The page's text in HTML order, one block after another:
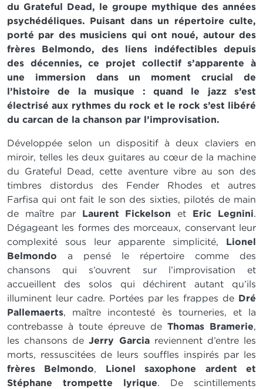
du Grateful Dead, le groupe mythique des années
psychédéliques. Puisant dans un répertoire culte,
porté par des musiciens qui ont noué, autour des
frères Belmondo, des liens indéfectibles depuis
des décennies, ce projet collectif s’apparente à
une immersion dans un moment crucial de
l’histoire de la musique : quand le jazz s’est
électrisé aux rythmes du rock et le rock s’est libéré
du carcan de la chanson par l’improvisation.
Développée selon un dispositif à deux claviers en
miroir, telles les deux guitares au cœur de la machine
du Grateful Dead, cette aventure vibre au son des
timbres distordus des Fender Rhodes et autres
Farfisa qui ont fait le son des sixties, pilotés de main
de maître par Laurent Fickelson et Eric Legnini.
Dégageant les formes des morceaux, conservant leur
complexité sous leur apparente simplicité, Lionel
Belmondo a pensé le répertoire comme des
chansons qui s’ouvrent sur l’improvisation et
accueillent des solos qui déchirent autant qu’ils
illuminent leur cadre. Portées par les frappes de Dré
Pallemaerts, maître incontesté ès tourneries, et la
contrebasse à toute épreuve de Thomas Bramerie,
les chansons deJerry Garciareviennent d’entre les
morts, ressuscitées de leurs souffles inspirés par les
frères Belmondo, Lionel saxophone ardent et
Stéphane trompette lyrique. De scintillements